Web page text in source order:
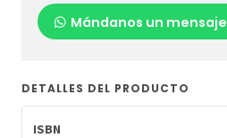
Mándanos un mensaje
DETALLES DEL PRODUCTO
ISBN